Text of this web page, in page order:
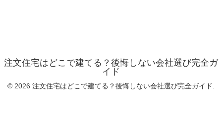
注文住宅はどこで建てる？後悔しない会社選び完全ガ
イド
© 2026 注文住宅はどこで建てる？後悔しない会社選び完全ガイド.